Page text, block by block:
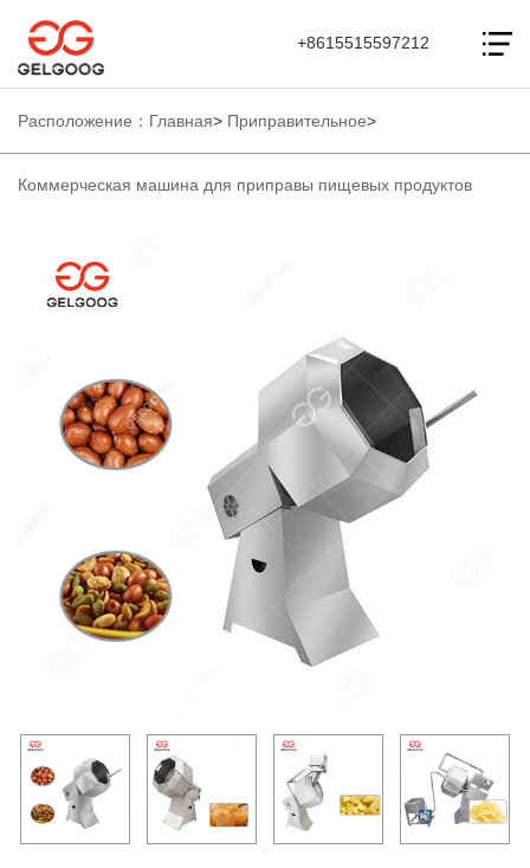
+8615515597212
Расположение： Главная> Приправительное>
Коммерческая машина для приправы пищевых продуктов